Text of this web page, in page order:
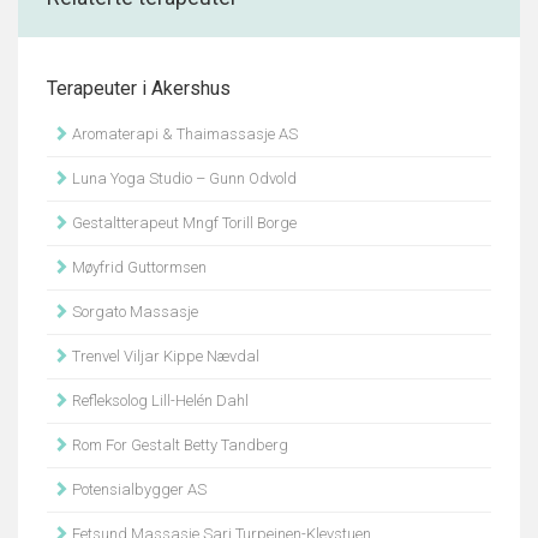
Terapeuter i Akershus
Aromaterapi & Thaimassasje AS
Luna Yoga Studio – Gunn Odvold
Gestaltterapeut Mngf Torill Borge
Møyfrid Guttormsen
Sorgato Massasje
Trenvel Viljar Kippe Nævdal
Refleksolog Lill-Helén Dahl
Rom For Gestalt Betty Tandberg
Potensialbygger AS
Fetsund Massasje Sari Turpeinen-Klevstuen